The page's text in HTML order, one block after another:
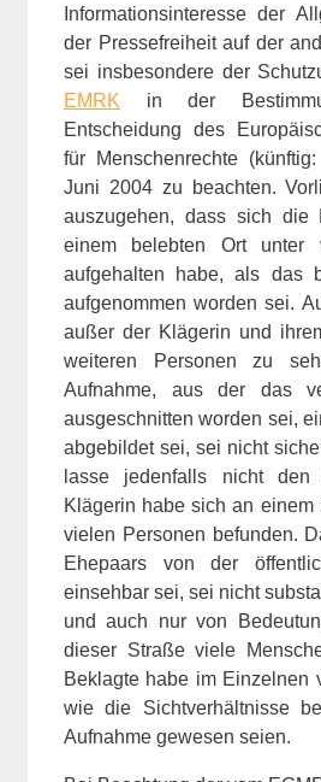
Informationsinteresse der
der Pressefreiheit auf der
sei insbesondere der
EMRK in der
Entscheidung des
für Menschenrechte
Juni 2004 zu beachten.
auszugehen, dass sich die
einem belebten Ort unter
aufgehalten habe, als das
aufgenommen worden sei.
außer der Klägerin und
weiteren Personen zu
Aufnahme, aus der das
ausgeschnitten worden sei,
abgebildet sei, sei nicht
lasse jedenfalls nicht
Klägerin habe sich an einem
vielen Personen befunden.
Ehepaars von der
einsehbar sei, sei nicht
und auch nur von
dieser Straße viele
Beklagte habe im Einzelnen
wie die Sichtverhältnisse
Aufnahme gewesen seien.